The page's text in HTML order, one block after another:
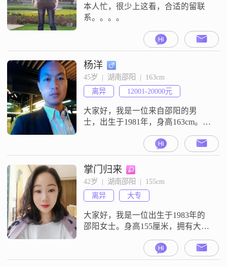
为学历并不是衡
本人忙，很少上这看，合适的留联
系。。。。
杨洋
45岁  |  湖南邵阳  |  163cm
离异
12001-20000元
大家好，我是一位来自邵阳的男
士，出生于1981年，身高163cm。我
12001到20000元之间。虽然我的学
历是中专，但我一直保持着学习的
热情，不断提升自己。在生活中，
我性格成熟稳重，待人真诚可靠。
我相信，诚实和信任是建立良好关
系的基础。我对待生活乐观积极，
无论遇到什么困难，都能以积极的
态
掌门归来
42岁  |  湖南邵阳  |  155cm
离异
大专
大家好，我是一位出生于1983年的
邵阳女士。身高155厘米，拥有大专
收入在12001到20000元之间。在生
活中，我性格温柔体贴，善解人